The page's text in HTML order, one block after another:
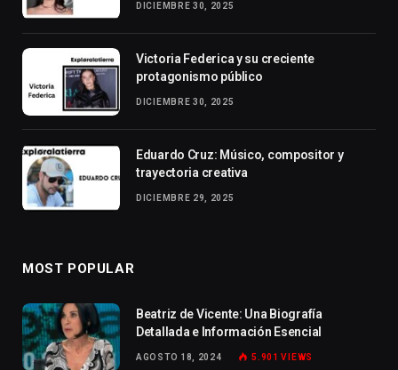
DICIEMBRE 30, 2025
Victoria Federica y su creciente
protagonismo público
DICIEMBRE 30, 2025
Eduardo Cruz: Músico, compositor y
trayectoria creativa
DICIEMBRE 29, 2025
MOST POPULAR
Beatriz de Vicente: Una Biografía
Detallada e Información Esencial
AGOSTO 18, 2024 5.901VIEWS